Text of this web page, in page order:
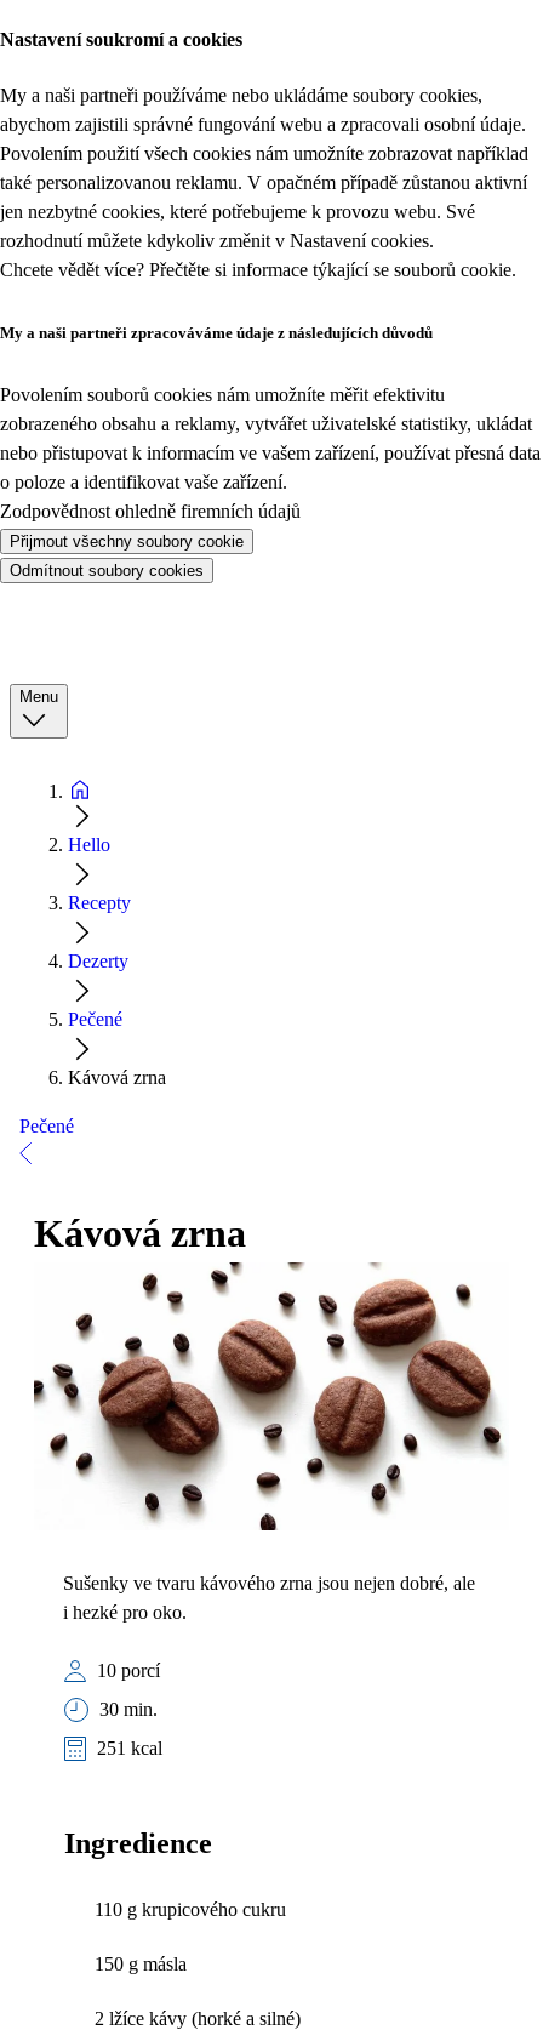
Nastavení soukromí a cookies
My a naši partneři používáme nebo ukládáme soubory cookies,
abychom zajistili správné fungování webu a zpracovali osobní údaje.
Povolením použití všech cookies nám umožníte zobrazovat například
také personalizovanou reklamu. V opačném případě zůstanou aktivní
jen nezbytné cookies, které potřebujeme k provozu webu. Své
rozhodnutí můžete kdykoliv změnit v Nastavení cookies.
Chcete vědět více? Přečtěte si informace týkající se souborů cookie.
My a naši partneři zpracováváme údaje z následujících důvodů
Povolením souborů cookies nám umožníte měřit efektivitu
zobrazeného obsahu a reklamy, vytvářet uživatelské statistiky, ukládat
nebo přistupovat k informacím ve vašem zařízení, používat přesná data
o poloze a identifikovat vaše zařízení.
Zodpovědnost ohledně firemních údajů
Přijmout všechny soubory cookie
Odmítnout soubory cookies
Menu
Hello
Recepty
Dezerty
Pečené
Kávová zrna
Pečené
Kávová zrna
Sušenky ve tvaru kávového zrna jsou nejen dobré, ale
i hezké pro oko.
10 porcí
30 min.
251 kcal
Ingredience
110 g krupicového cukru
150 g másla
2 lžíce kávy (horké a silné)